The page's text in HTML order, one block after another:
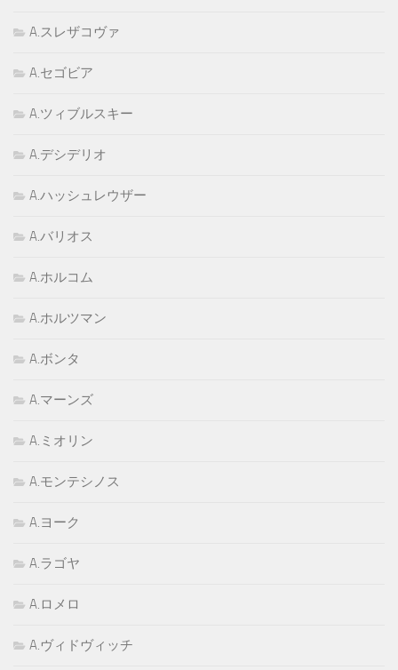
A.スレザコヴァ
A.セゴビア
A.ツィブルスキー
A.デシデリオ
A.ハッシュレウザー
A.バリオス
A.ホルコム
A.ホルツマン
A.ボンタ
A.マーンズ
A.ミオリン
A.モンテシノス
A.ヨーク
A.ラゴヤ
A.ロメロ
A.ヴィドヴィッチ